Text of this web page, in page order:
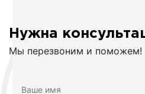
Нужна
Мы перезвоним и поможем!